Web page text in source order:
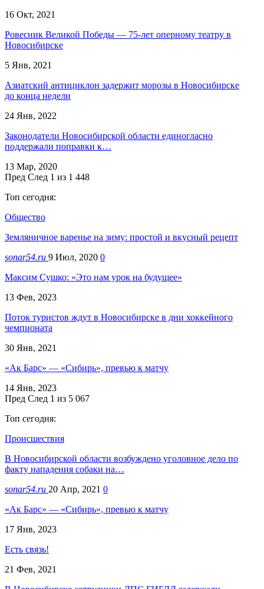
16 Окт, 2021
Ровесник Великой Победы — 75-лет оперному театру в
Новосибирске
5 Янв, 2021
Азиатский антициклон задержит морозы в Новосибирске
до конца недели
24 Янв, 2022
Законодатели Новосибирской области единогласно
поддержали поправки к…
13 Мар, 2020
Пред След 1 из 1 448
Топ сегодня:
Общество
Земляничное варенье на зиму: простой и вкусный рецепт
sonar54.ru 9 Июл, 2020 0
Максим Сушко: «Это нам урок на будущее»
13 Фев, 2023
Поток туристов ждут в Новосибирске в дни хоккейного
чемпионата
30 Янв, 2021
«Ак Барс» — «Сибирь», превью к матчу
14 Янв, 2023
Пред След 1 из 5 067
Топ сегодня:
Происшествия
В Новосибирской области возбуждено уголовное дело по
факту нападения собаки на…
sonar54.ru 20 Апр, 2021 0
«Ак Барс» — «Сибирь», превью к матчу
17 Янв, 2023
Есть связь!
21 Фев, 2021